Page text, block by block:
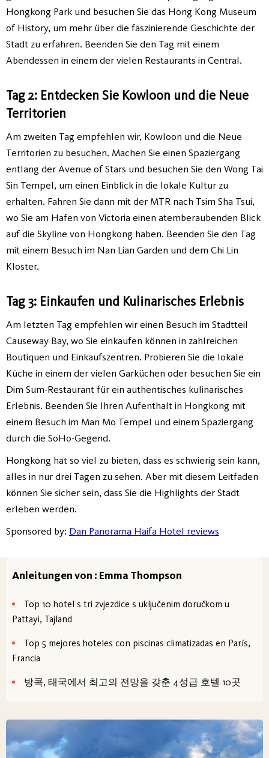
Hongkong Park und besuchen Sie das Hong Kong Museum
of History, um mehr über die faszinierende Geschichte der
Stadt zu erfahren. Beenden Sie den Tag mit einem
Abendessen in einem der vielen Restaurants in Central.
Tag 2: Entdecken Sie Kowloon und die Neue
Territorien
Am zweiten Tag empfehlen wir, Kowloon und die Neue
Territorien zu besuchen. Machen Sie einen Spaziergang
entlang der Avenue of Stars und besuchen Sie den Wong Tai
Sin Tempel, um einen Einblick in die lokale Kultur zu
erhalten. Fahren Sie dann mit der MTR nach Tsim Sha Tsui,
wo Sie am Hafen von Victoria einen atemberaubenden Blick
auf die Skyline von Hongkong haben. Beenden Sie den Tag
mit einem Besuch im Nan Lian Garden und dem Chi Lin
Kloster.
Tag 3: Einkaufen und Kulinarisches Erlebnis
Am letzten Tag empfehlen wir einen Besuch im Stadtteil
Causeway Bay, wo Sie einkaufen können in zahlreichen
Boutiquen und Einkaufszentren. Probieren Sie die lokale
Küche in einem der vielen Garküchen oder besuchen Sie ein
Dim Sum-Restaurant für ein authentisches kulinarisches
Erlebnis. Beenden Sie Ihren Aufenthalt in Hongkong mit
einem Besuch im Man Mo Tempel und einem Spaziergang
durch die SoHo-Gegend.
Hongkong hat so viel zu bieten, dass es schwierig sein kann,
alles in nur drei Tagen zu sehen. Aber mit diesem Leitfaden
können Sie sicher sein, dass Sie die Highlights der Stadt
erleben werden.
Sponsored by: Dan Panorama Haifa Hotel reviews
Anleitungen von : Emma Thompson
Top 10 hotel s tri zvjezdice s uključenim doručkom u
Pattayi, Tajland
Top 5 mejores hoteles con piscinas climatizadas en París,
Francia
방콕, 태국에서 최고의 전망을 갖춘 4성급 호텔 10곳